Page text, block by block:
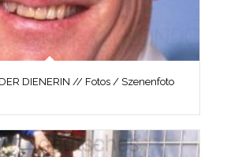
DER DIENERIN // Fotos / Szenenfoto